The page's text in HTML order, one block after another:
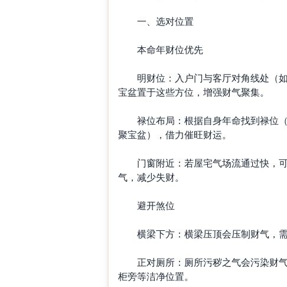
一、选对位置
本命年财位优先
明财位：入户门与客厅对角线处（
宝盆置于这些方位，增强财气聚集。
禄位布局：根据自身年命找到禄位
聚宝盆），借力催旺财运。
门窗附近：若屋宅气场流通过快，
气，减少失财。
避开煞位
横梁下方：横梁压顶会压制财气，需
正对厕所：厕所污秽之气会污染财
柜旁等洁净位置。